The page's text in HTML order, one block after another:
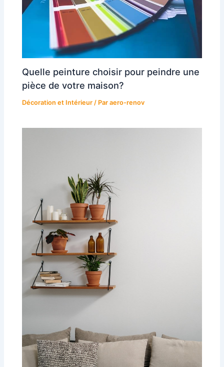
Quelle peinture choisir pour peindre une
pièce de votre maison?
Décoration et Intérieur / Paraero-renov